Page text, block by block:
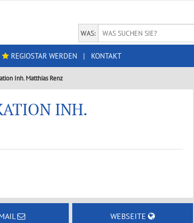
WAS:
REGIOSTAR WERDEN | KONTAKT
Inh. Matthias Renz
INH.
WEBSEITE